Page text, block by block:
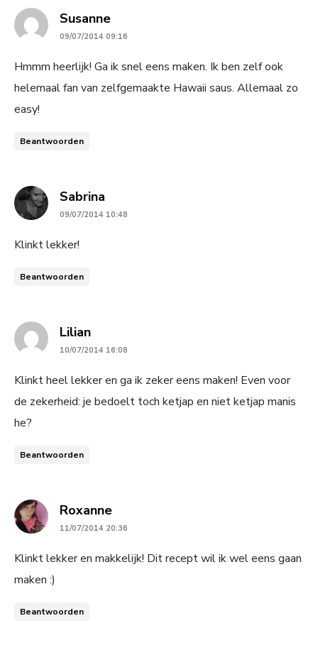
Susannesays:
09/07/2014 09:16
Hmmm heerlijk! Ga ik snel eens maken. Ik ben zelf ook
helemaal fan van zelfgemaakte Hawaii saus. Allemaal zo
easy!
Beantwoorden
Sabrina
09/07/2014 10:48
Klinkt lekker!
Beantwoorden
Liliansays:
10/07/2014 16:08
Klinkt heel lekker en ga ik zeker eens maken! Even voor
de zekerheid: je bedoelt toch ketjap en niet ketjap manis
he?
Beantwoorden
Roxannesays:
11/07/2014 20:36
Klinkt lekker en makkelijk! Dit recept wil ik wel eens gaan
maken :)
Beantwoorden